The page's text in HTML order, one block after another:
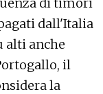
dall'Italia
alti anche
il
la